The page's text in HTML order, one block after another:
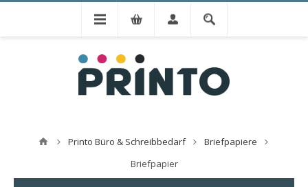
Printo Büro & Schreibbedarf
Briefpapiere
Briefpapier